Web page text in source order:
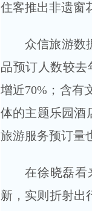
住客推出非遗窗
众信旅游数
品预订人数较去
增近70%；含有
体的主题乐园酒
旅游服务预订量
在徐晓磊看
新，实则折射出